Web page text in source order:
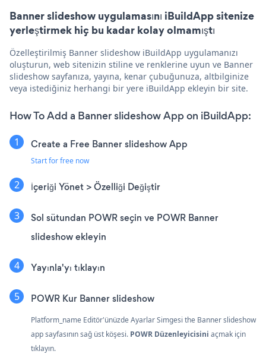
Banner slideshow uygulamasını iBuildApp sitenize
yerleştirmek hiç bu kadar kolay olmamıştı
Özelleştirilmiş Banner slideshow iBuildApp uygulamanızı
oluşturun, web sitenizin stiline ve renklerine uyun ve Banner
slideshow sayfanıza, yayına, kenar çubuğunuza, altbilginize
veya istediğiniz herhangi bir yere iBuildApp ekleyin bir site.
How To Add a Banner slideshow App on iBuildApp:
Create a Free Banner slideshow App
Start for free now
İçeriği Yönet > Özelliği Değiştir
Sol sütundan POWR seçin ve POWR Banner
slideshow ekleyin
Yayınla'yı tıklayın
POWR Kur Banner slideshow
Platform_name Editör'ünüzde Ayarlar Simgesi the Banner slideshow
app sayfasının sağ üst köşesi. POWR Düzenleyicisini açmak için
tıklayın.